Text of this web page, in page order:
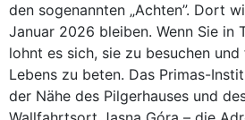
den sogenannten „Achten”. Dort
Januar 2026 bleiben. Wenn Sie in
lohnt es sich, sie zu besuchen
Lebens zu beten. Das Primas-
der Nähe des Pilgerhauses und